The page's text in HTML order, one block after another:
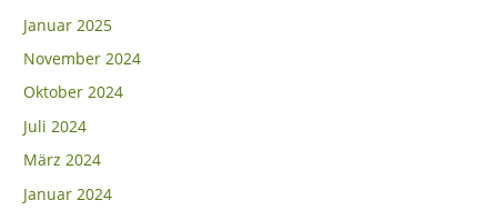
Januar 2025
November 2024
Oktober 2024
Juli 2024
März 2024
Januar 2024